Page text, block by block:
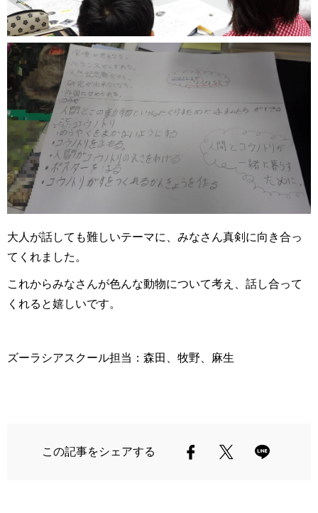
大人が話しても難しいテーマに、みなさん真剣に向き合っ
てくれました。
これからみなさんが色んな動物について考え、話し合って
くれると嬉しいです。
ズーラシアスクール担当：森田、牧野、麻生
この記事をシェアする